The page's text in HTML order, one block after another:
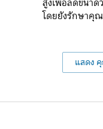
สูงเพื่อลดขนา
โดยยังรักษาคุ
แสดง